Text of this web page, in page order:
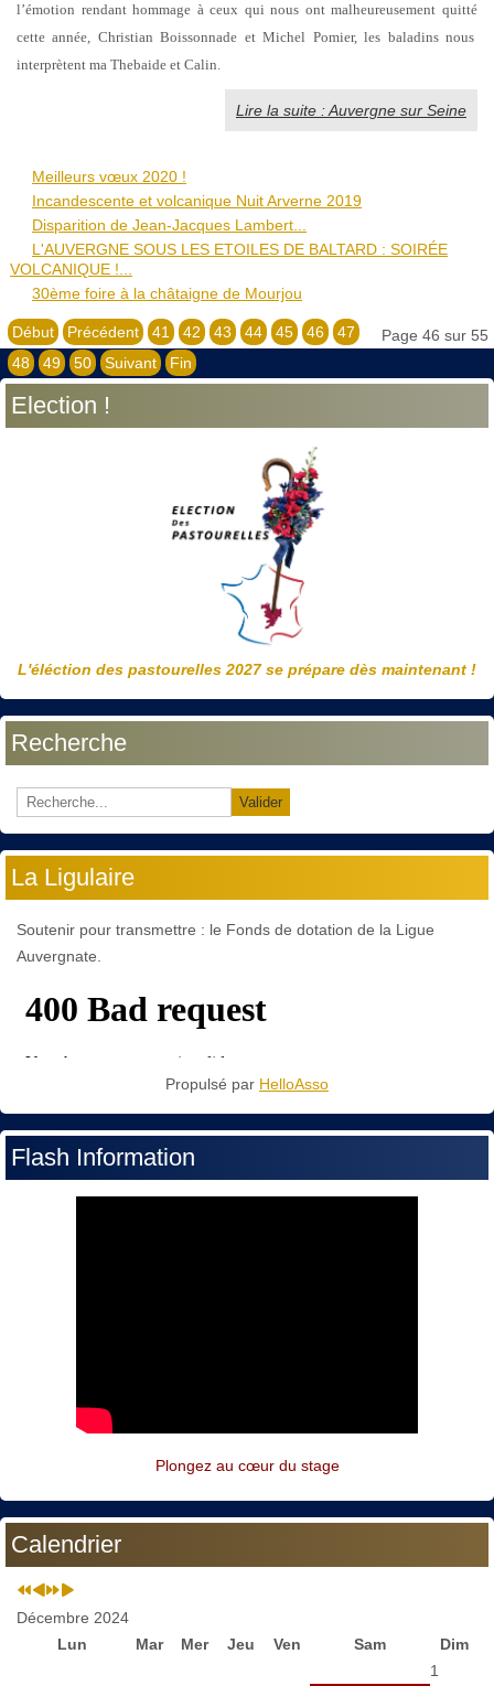
l’émotion rendant hommage à ceux qui nous ont malheureusement quitté
cette année, Christian Boissonnade et Michel Pomier, les baladins nous
interprètent ma Thebaide et Calin.
Lire la suite : Auvergne sur Seine
Meilleurs vœux 2020 !
Incandescente et volcanique Nuit Arverne 2019
Disparition de Jean-Jacques Lambert...
L'AUVERGNE SOUS LES ETOILES DE BALTARD : SOIRÉE
VOLCANIQUE !...
30ème foire à la châtaigne de Mourjou
Page 46 sur 55
Début Précédent 41 42 43 44 45 46
47
48
49 50 Suivant Fin
Election !
L'éléction des pastourelles 2027 se prépare dès maintenant !
Recherche
Valider
La Ligulaire
Soutenir pour transmettre : le Fonds de dotation de la Ligue
Auvergnate.
Propulsé par HelloAsso
Flash Information
Plongez au cœur du stage
Calendrier
Décembre 2024
Lun
Mar Mer Jeu Ven Sam
Dim
1